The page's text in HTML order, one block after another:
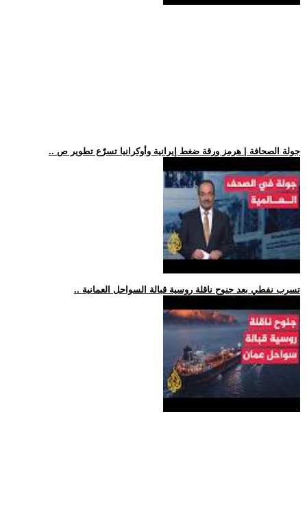
.. جولة الصحافة | هرمز ورقة ضغط إيرانية وأوكرانيا تسرّع تطوير ص
.. تسرب نفطي بعد جنوح ناقلة روسية قبالة السواحل العمانية